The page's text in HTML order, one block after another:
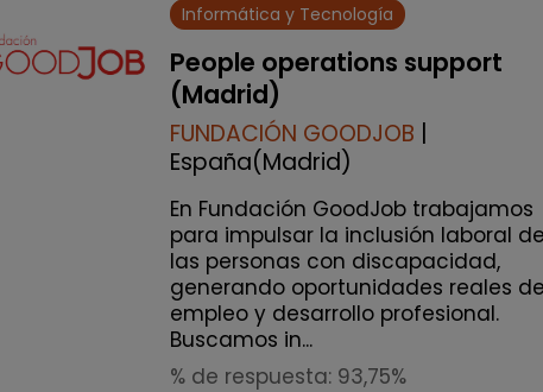
Informática y Tecnología
People operations support
(Madrid)
FUNDACIÓN GOODJOB |
España(Madrid)
En Fundación GoodJob trabajamos
para impulsar la inclusión laboral de
las personas con discapacidad,
generando oportunidades reales de
empleo y desarrollo profesional.
Buscamos in...
% de respuesta: 93,75%